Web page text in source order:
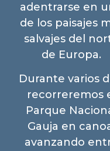
adentrarse en
de los paisajes
salvajes del
de Europa.
Durante varios
recorreremos
Parque
Gauja en
avanzando